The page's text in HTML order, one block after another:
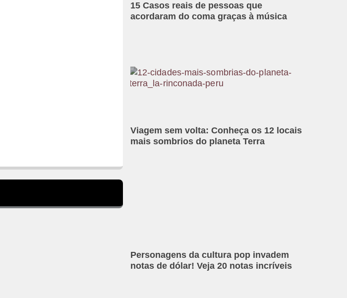
15 Casos reais de pessoas que
acordaram do coma graças à música
Viagem sem volta: Conheça os 12 locais
mais sombrios do planeta Terra
Personagens da cultura pop invadem
notas de dólar! Veja 20 notas incríveis